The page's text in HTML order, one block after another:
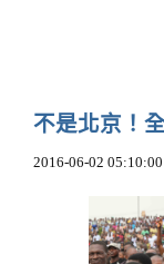
不是北京！
2016-06-02 05:10:00